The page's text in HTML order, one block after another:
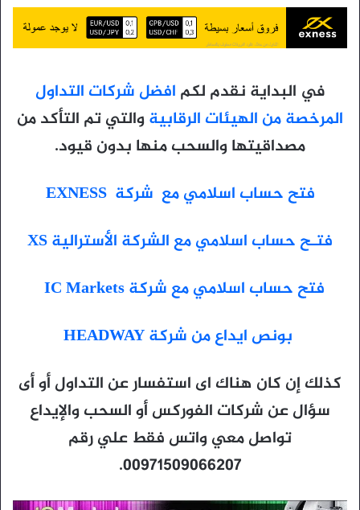
في البداية نقدم لكم افضل شركات التداول
المرخصة من الهيئات الرقابيةوالتي تم التأكد من
مصداقيتها والسحب منها بدون قيود.
فتح حساب اسلامي مع شركة EXNESS
فتـح حساب اسلامي مع الشركة الأسترالية XS
فتح حساب اسلامي مع شركة IC Markets
بونص ايداع من شركة HEADWAY
كذلك إن كان هناك اى استفسار عن التداول أو أى
سؤال عن شركات الفوركس أو السحب والإيداع
تواصل معي واتس فقط علي رقم
00971509066207.